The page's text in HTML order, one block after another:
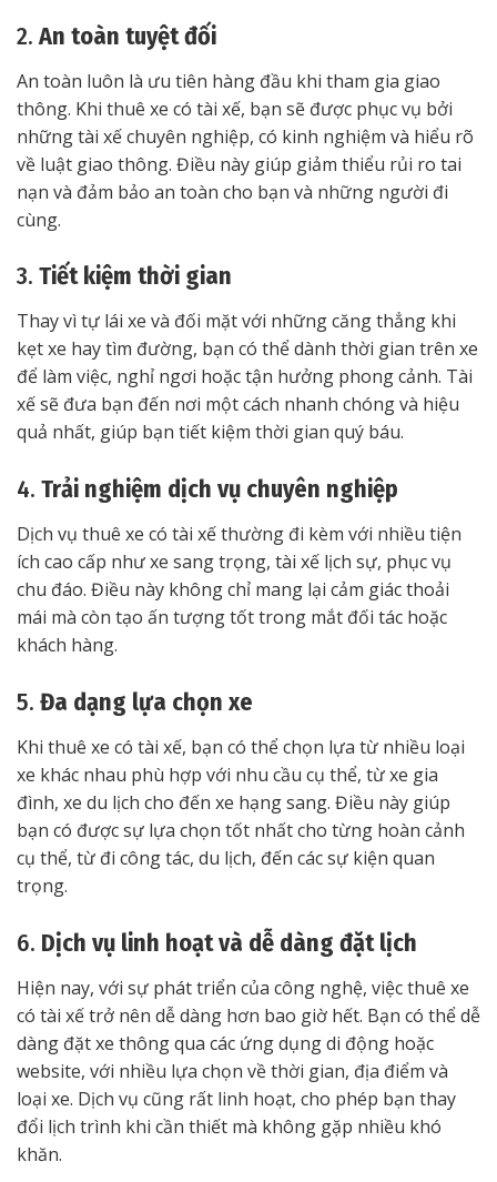
2. An toàn tuyệt đối
An toàn luôn là ưu tiên hàng đầu khi tham gia giao
thông. Khi thuê xe có tài xế, bạn sẽ được phục vụ bởi
những tài xế chuyên nghiệp, có kinh nghiệm và hiểu rõ
về luật giao thông. Điều này giúp giảm thiểu rủi ro tai
nạn và đảm bảo an toàn cho bạn và những người đi
cùng.
3. Tiết kiệm thời gian
Thay vì tự lái xe và đối mặt với những căng thẳng khi
kẹt xe hay tìm đường, bạn có thể dành thời gian trên xe
để làm việc, nghỉ ngơi hoặc tận hưởng phong cảnh. Tài
xế sẽ đưa bạn đến nơi một cách nhanh chóng và hiệu
quả nhất, giúp bạn tiết kiệm thời gian quý báu.
4. Trải nghiệm dịch vụ chuyên nghiệp
Dịch vụ thuê xe có tài xế thường đi kèm với nhiều tiện
ích cao cấp như xe sang trọng, tài xế lịch sự, phục vụ
chu đáo. Điều này không chỉ mang lại cảm giác thoải
mái mà còn tạo ấn tượng tốt trong mắt đối tác hoặc
khách hàng.
5. Đa dạng lựa chọn xe
Khi thuê xe có tài xế, bạn có thể chọn lựa từ nhiều loại
xe khác nhau phù hợp với nhu cầu cụ thể, từ xe gia
đình, xe du lịch cho đến xe hạng sang. Điều này giúp
bạn có được sự lựa chọn tốt nhất cho từng hoàn cảnh
cụ thể, từ đi công tác, du lịch, đến các sự kiện quan
trọng.
6. Dịch vụ linh hoạt và dễ dàng đặt lịch
Hiện nay, với sự phát triển của công nghệ, việc thuê xe
có tài xế trở nên dễ dàng hơn bao giờ hết. Bạn có thể dễ
dàng đặt xe thông qua các ứng dụng di động hoặc
website, với nhiều lựa chọn về thời gian, địa điểm và
loại xe. Dịch vụ cũng rất linh hoạt, cho phép bạn thay
đổi lịch trình khi cần thiết mà không gặp nhiều khó
khăn.